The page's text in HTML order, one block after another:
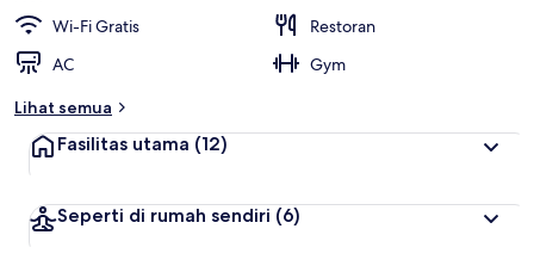
Wi-Fi Gratis
Restoran
AC
Gym
Lihat semua
Fasilitas utama (12)
Seperti di rumah sendiri (6)